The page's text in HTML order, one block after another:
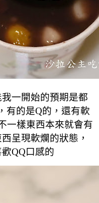
一開始的預期是都
有的是Q的，還有軟
一樣東西本來就會有
呈現軟爛的狀態，
QQ口感的